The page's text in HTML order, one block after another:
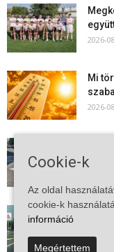
2026-
Mi
2026-
2026-
Cookie-k
Az oldal
cookie-k
információ
Megértettem